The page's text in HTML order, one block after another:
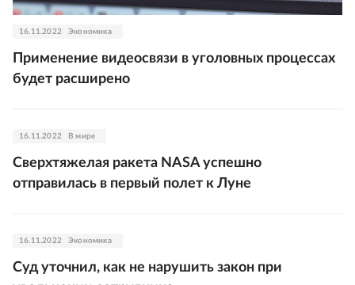
16.11.2022 Экономика
Применение видеосвязи в уголовных процессах
будет расширено
16.11.2022 В мире
Сверхтяжелая ракета NASA успешно
отправилась в первый полет к Луне
16.11.2022 Экономика
Суд уточнил, как не нарушить закон при